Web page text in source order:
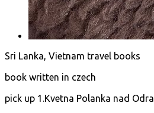
Sri Lanka, Vietnam travel books
book written in czech
pick up 1.Kvetna Polanka nad Odra